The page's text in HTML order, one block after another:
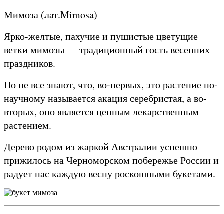
Мимоза (лат.Mimosa)
Ярко-желтые, пахучие и пушистые цветущие
ветки мимозы — традиционный гость весенних
праздников.
Но не все знают, что, во-первых, это растение по-
научному называется акация серебристая, а во-
вторых, оно является ценным лекарственным
растением.
Дерево родом из жаркой Австралии успешно
прижилось на Черноморском побережье России и
радует нас каждую весну роскошными букетами.